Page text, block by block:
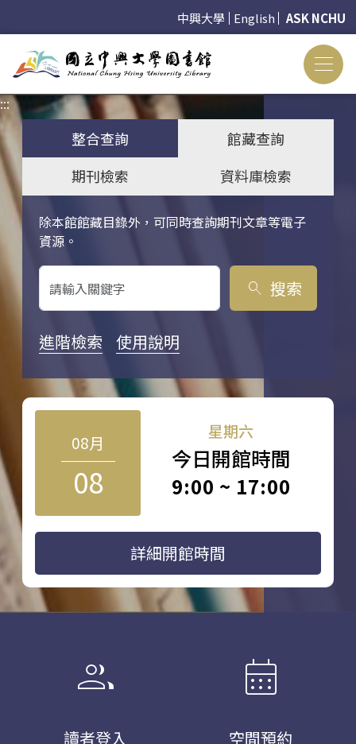
中興大學 English ASK NCHU
:::
整合查詢
館藏查詢
期刊檢索
資料庫檢索
除本館館藏目錄外，可同時查詢期刊文章等電子
資源。
關鍵字搜尋
search 搜索
進階檢索 使用說明
08月
08
星期六
今日開館時間
9:00 ~ 17:00
詳細開館時間
group
讀者登入
calendar_month
空間預約